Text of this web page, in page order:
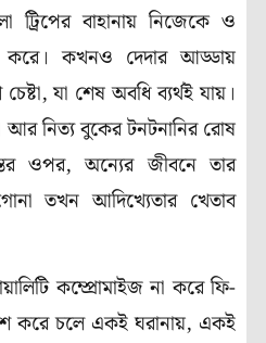
বাহানায় নিজেকে ও
করে। কখনও দেদার আড্ডায়
যা শেষ অবধি ব্যর্থই যায়।
আর নিত্য বুকের টনটনানির রোষ
ওপর, অন্যের জীবনে তার
তখন আদিখ্যেতার খেতাব
কম্প্রোমাইজ না করে ফি-
করে চলে একই ঘরানায়, একই